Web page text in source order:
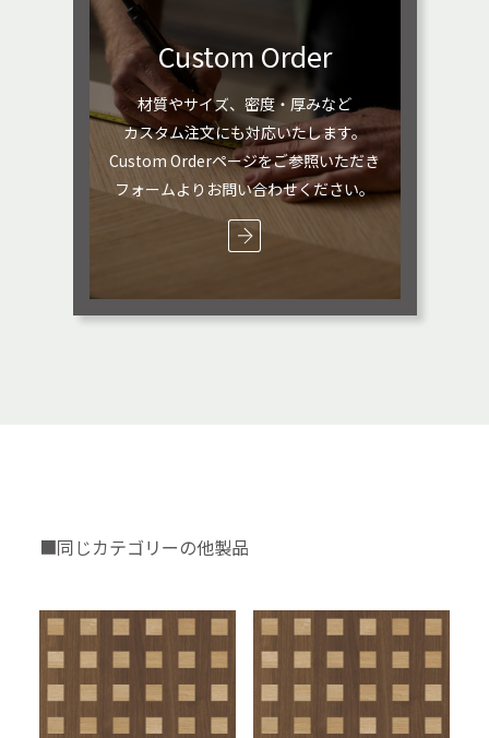
Custom Order
材質やサイズ、密度・厚みなど
カスタム注文にも対応いたします。
Custom Orderページをご参照いただき
フォームよりお問い合わせください。
■同じカテゴリーの他製品